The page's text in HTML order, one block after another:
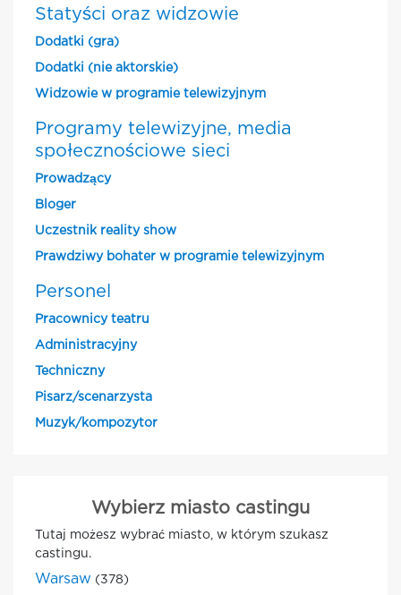
Statyści oraz widzowie
Dodatki (gra)
Dodatki (nie aktorskie)
Widzowie w programie telewizyjnym
Programy telewizyjne, media
społecznościowe sieci
Prowadzący
Bloger
Uczestnik reality show
Prawdziwy bohater w programie telewizyjnym
Personel
Pracownicy teatru
Administracyjny
Techniczny
Pisarz/scenarzysta
Muzyk/kompozytor
Wybierz miasto castingu
Tutaj możesz wybrać miasto, w którym szukasz
castingu.
Warsaw (378)